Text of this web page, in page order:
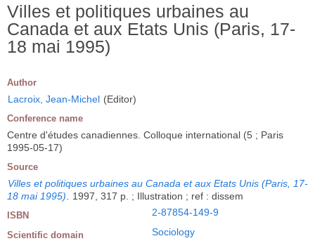
Villes et politiques urbaines au
Canada et aux Etats Unis (Paris, 17-
18 mai 1995)
Author
Lacroix, Jean-Michel (Editor)
Conference name
Centre d'études canadiennes. Colloque international (5 ; Paris
1995-05-17)
Source
Villes et politiques urbaines au Canada et aux Etats Unis (Paris, 17-
18 mai 1995)
1997, 317 p. ; Illustration ; ref : dissem
ISBN 2-87854-149-9
Scientific domain Sociology